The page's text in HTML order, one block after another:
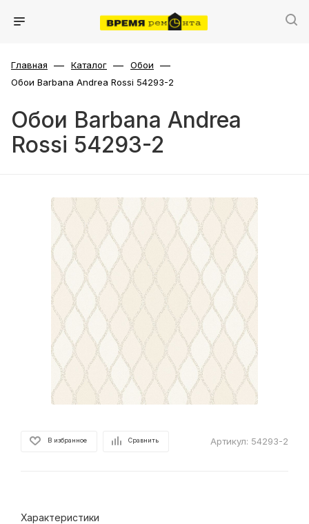
Главная — Каталог — Обои —
Обои Barbana Andrea Rossi 54293-2
Обои Barbana Andrea
Rossi 54293-2
В избранное Сравнить Артикул: 54293-2
Характеристики